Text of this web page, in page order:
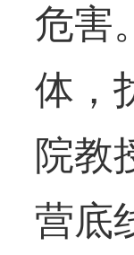
危害
体，
院教
营底